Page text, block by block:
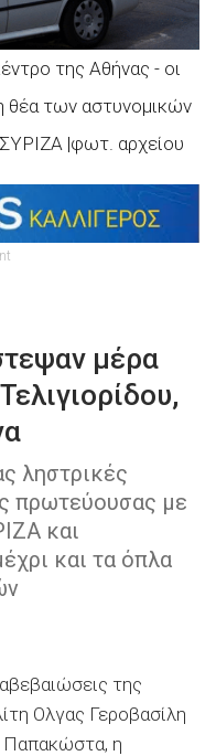
της Αθήνας - οι
θέα των αστυνομικών
|φωτ. αρχείου
μέρα
ληστρικές
πρωτεύουσας με
και
και τα όπλα
της
Ολγας Γεροβασίλη
Παπακώστα, η